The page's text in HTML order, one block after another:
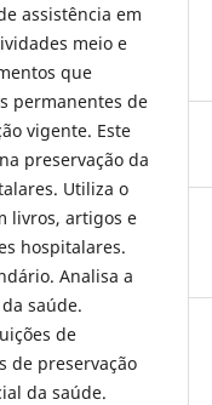
assistência em
meio e
que
permanentes de
vigente. Este
preservação da
Utiliza o
livros, artigos e
hospitalares.
Analisa a
saúde.
de
de preservação
da saúde.